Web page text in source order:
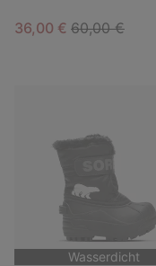
Sale price:
36,00 € Regular price:
60,00 €
Wasserdicht